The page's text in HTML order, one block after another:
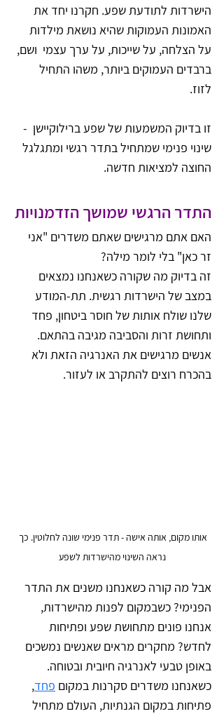
הישרדות לתודעת שפע. חקרנו יחד את
האמונות העמוקות שהיא נושאת מילדות
על הצלחה, על שייכות, על ערך עצמי  ושם,
ברבדים העמוקים ביותר, משהו התחיל
לזוז.
זו בדיוק המשמעות של שפע ברילוקיישן  -
שינוי פנימי שמתחיל בתדר רגשי ומתגלגל
החוצה למציאות חדשה.
התדר הרגשי שמושך הזדמנויות
האם אתם מרגישים שאתם משדרים "אני
זר כאן" בלי לומר מילה?
זה בדיוק מה שקורה כשאנחנו נמצאים
במצב של הישרדות רגשית. תת-המודע
שלנו שולח אותות של חוסר ביטחון, פחד
ותחושת זרות והסביבה מגיבה בהתאם.
אנשים מרגישים את האנרגיה הזאת ולא
בהכרח רוצים להתקרב או לעזור.
אותו מקום, אותה אישה - תדר פנימי שונה לחלוטין. כך
נראה השינוי מהישרדות לשפע
אבל מה קורה כשאנחנו משנים את התדר
הפנימי? כשבמקום לפנות מהישרדות,
אנחנו פונים מתחושת שפע ופתיחות
לחדש? מחקרים מראים שאנשים נמשכים
באופן טבעי לאנרגיה חיובית ובטוחה.
כשאנחנו משדרים סקרנות במקום פחד,
פתיחות במקום הגנתיות, העולם מתחיל